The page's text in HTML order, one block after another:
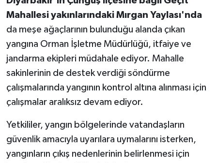
Mahallesi yakınlarındaki Mırgan Yaylası'nda
da meşe ağaçlarının bulunduğu alanda çıkan
yangına Orman İşletme Müdürlüğü, itfaiye ve
jandarma ekipleri müdahale ediyor. Mahalle
sakinlerinin de destek verdiği söndürme
çalışmalarında yangının kontrol altına alınması için
çalışmalar aralıksız devam ediyor.
Yetkililer, yangın bölgelerinde vatandaşların
güvenlik amacıyla uyarılara uymalarını isterken,
yangınların çıkış nedenlerinin belirlenmesi için